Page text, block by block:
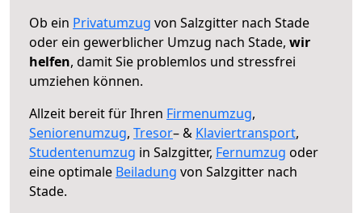
Ob ein Privatumzug von Salzgitter nach Stade
oder ein gewerblicher Umzug nach Stade, wir
helfen, damit Sie problemlos und stressfrei
umziehen können.
Allzeit bereit für Ihren Firmenumzug,
Seniorenumzug, Tresor– & Klaviertransport,
Studentenumzug in Salzgitter, Fernumzug oder
eine optimale Beiladung von Salzgitter nach
Stade.